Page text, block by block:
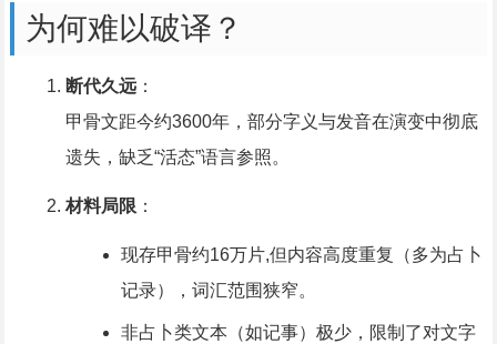
为何难以破译？
断代久远：
甲骨文距今约3600年，部分字义与发音在演变中彻底
遗失，缺乏“活态”语言参照。
材料局限：
现存甲骨约16万片,但内容高度重复（多为占卜
记录），词汇范围狭窄。
非占卜类文本（如记事）极少，限制了对文字